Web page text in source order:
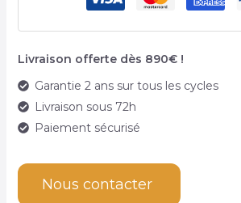
Livraison offerte dès 890€ !
Garantie 2 ans sur tous les cycles
Livraison sous 72h
Paiement sécurisé
Nous contacter